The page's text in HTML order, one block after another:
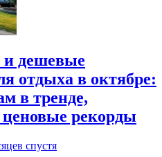
и дешевые
отдыха в октябре:
в тренде,
рекорды
спустя